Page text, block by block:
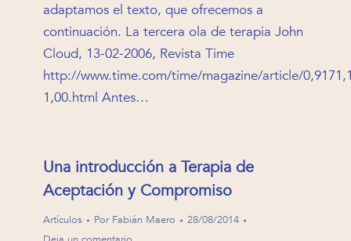
adaptamos el texto, que ofrecemos a
continuación. La tercera ola de terapia John
Cloud, 13-02-2006, Revista Time
http://www.time.com/time/magazine/article/
1,00.html Antes…
Una introducción a Terapia de
Aceptación y Compromiso
Artículos Por Fabián Maero
28/08/2014